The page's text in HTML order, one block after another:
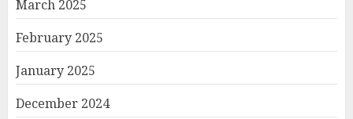
March 2025
February 2025
January 2025
December 2024